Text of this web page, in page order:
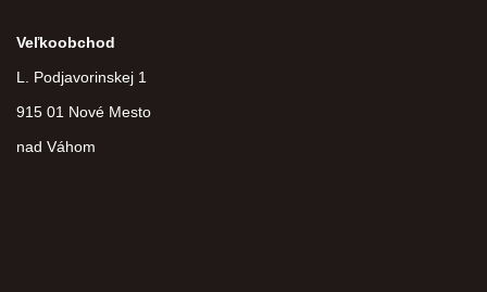
Veľkoobchod
L. Podjavorinskej 1
915 01 Nové Mesto
nad Váhom